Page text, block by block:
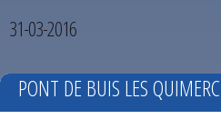
31-03-2016
PONT DE BUIS LES